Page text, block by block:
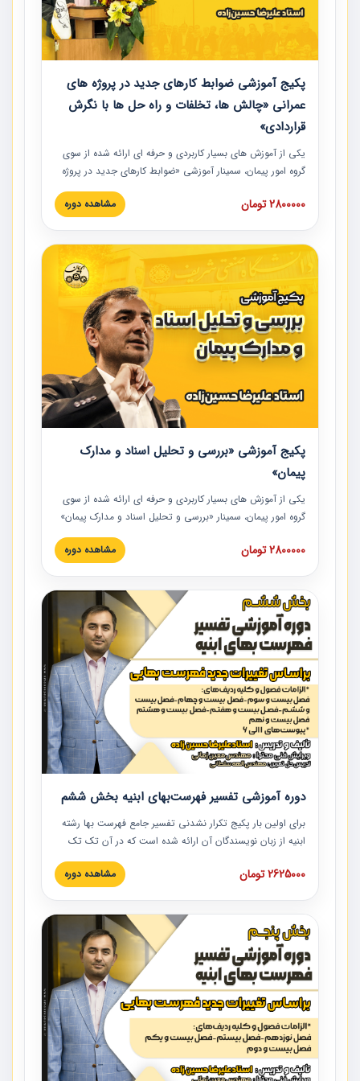
پکیج آموزشی ضوابط کارهای جدید در پروژه های
عمرانی «چالش ها، تخلفات و راه حل ها با نگرش
قراردادی»
یکی از آموزش‏‏‏‏‏‏ های بسیار کاربردی و حرفه‏ ای ارائه شده از سوی
گروه امور پیمان، سمینار آموزشی «ضوابط کارهای جدید در پروژه
های عمرانی» چالش ها، تخلفات و راه حل ها با نگرش قراردادی
است که در محل سندیکای شرکت های ساختمانی کشور ارائه شد.
مدارک پیمان به همراه تجربیات عملی ارائه شده است.
2800000 تومان مشاهده دوره
پکیج آموزشی «بررسی و تحلیل اسناد و مدارک
پیمان»
یکی از آموزش‏‏‏‏‏‏ های بسیار کاربردی و حرفه‏ ای ارائه شده از سوی
گروه امور پیمان، سمینار «بررسی و تحلیل اسناد و مدارک پیمان»
است که در دانشگاه صنعتی شریف ارائه شد. در این آموزش
نکات کلیدی مربوط به اسناد و مدارک پیمان، اولویت بندی اسناد
پیمان به همراه تجربیات عملی در این خصوص ارائه شده است.
2800000 تومان مشاهده دوره
دوره آموزشی تفسیر فهرست‌بهای ابنیه بخش ششم
برای اولین بار پکیج تکرار نشدنی تفسیر جامع فهرست بها رشته
ابنیه از زبان نویسندگان آن ارائه شده است که در آن تک تک
ردیف ها و مطالب فهرست بها تفسیر و ارائه شده است. این
دوره به صورت کامل تصویری بوده و به همراه تصاویر عملیات
دوره با کلام مهندس علیرضاحسین‌زاده مدیر پروژه مهندسی
مشاور در امر بازنگری فهرست بها رشته ابنیه ارائه شده و به تمام
همکارانی که در حوزه صنعت ساخت در حال فعالیت هستند حتما
توصیه می کنیم از مطالب این دوره استفاده نمایند.
2625000 تومان مشاهده دوره